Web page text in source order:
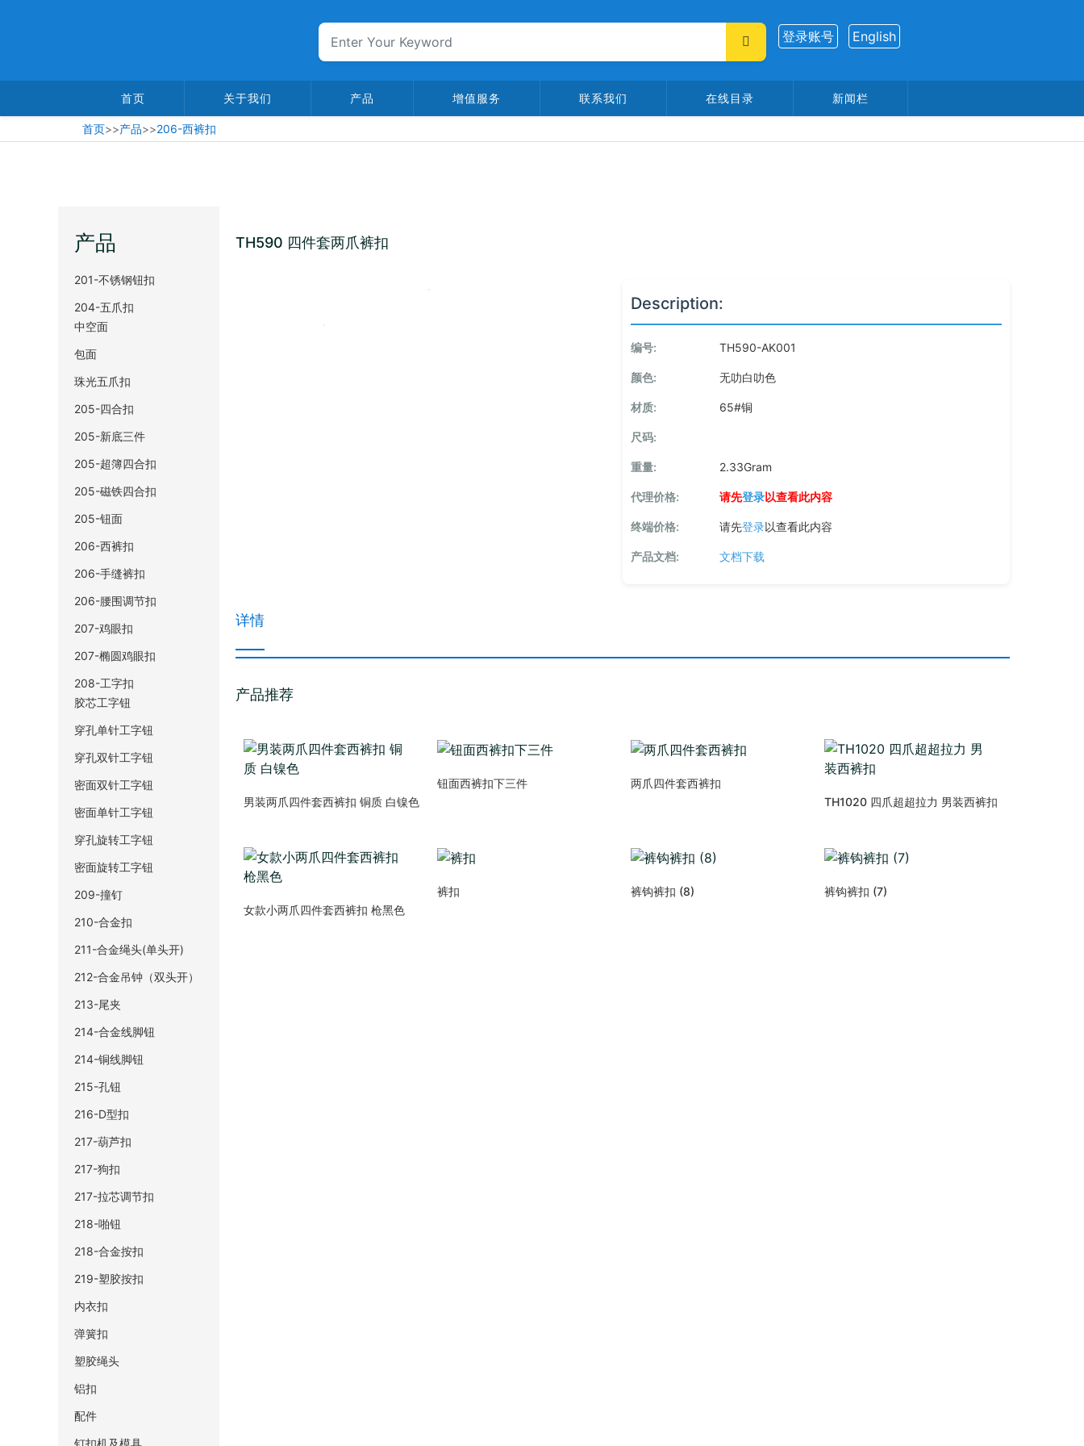
登录账号 English
首页 关于我们 产品 增值服务 联系我们 在线目录 新闻栏
首页>>产品>>206-西裤扣
产品
201-不锈钢钮扣
204-五爪扣
中空面
包面
珠光五爪扣
205-四合扣
205-新底三件
205-超簿四合扣
205-磁铁四合扣
205-钮面
206-西裤扣
206-手缝裤扣
206-腰围调节扣
207-鸡眼扣
207-椭圆鸡眼扣
208-工字扣
胶芯工字钮
穿孔单针工字钮
穿孔双针工字钮
密面双针工字钮
密面单针工字钮
穿孔旋转工字钮
密面旋转工字钮
209-撞钉
210-合金扣
211-合金绳头(单头开)
212-合金吊钟（双头开）
213-尾夹
214-合金线脚钮
214-铜线脚钮
215-孔钮
216-D型扣
217-葫芦扣
217-狗扣
217-拉芯调节扣
218-啪钮
218-合金按扣
219-塑胶按扣
内衣扣
弹簧扣
塑胶绳头
铝扣
配件
钉扣机及模具
TH590 四件套两爪裤扣
Description:
编号: TH590-AK001
颜色: 无叻白叻色
材质: 65#铜
尺码:
重量: 2.33Gram
代理价格: 请先登录以查看此内容
终端价格: 请先登录以查看此内容
产品文档: 文档下载
详情
产品推荐
男装两爪四件套西裤扣 铜质 白镍色
钮面西裤扣下三件
两爪四件套西裤扣
TH1020 四爪超超拉力 男装西裤扣
女款小两爪四件套西裤扣 枪黑色
裤扣 裤钩裤扣 (8) 裤钩裤扣 (7)